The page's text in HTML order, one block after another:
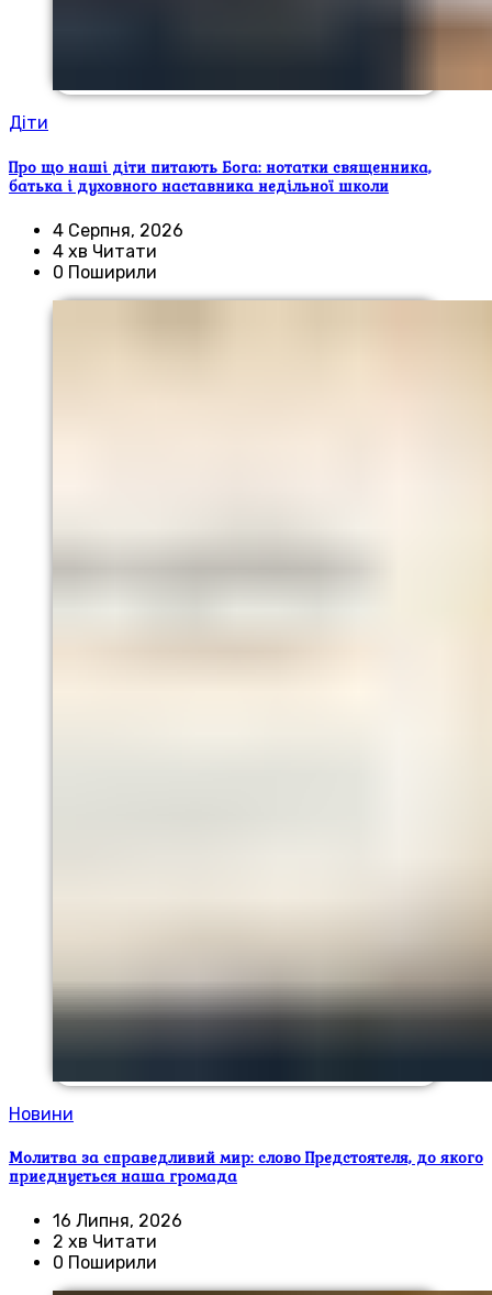
Діти
Про що наші діти питають Бога: нотатки священника,
батька і духовного наставника недільної школи
4 Серпня, 2026
4 хв Читати
0 Поширили
Новини
Молитва за справедливий мир: слово Предстоятеля, до якого
приєднується наша громада
16 Липня, 2026
2 хв Читати
0 Поширили